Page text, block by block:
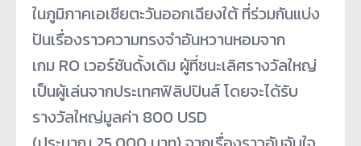
ในภูมิภาคเอเชียตะวันออกเฉียงใต้ ที่ร่วมกันแบ่ง
ปันเรื่องราวความทรงจำอันหวานหอมจาก
เกม RO เวอร์ชันดั้งเดิม ผู้ที่ชนะเลิศรางวัลใหญ่
เป็นผู้เล่นจากประเทศฟิลิปปินส์ โดยจะได้รับ
รางวัลใหญ่มูลค่า 800 USD